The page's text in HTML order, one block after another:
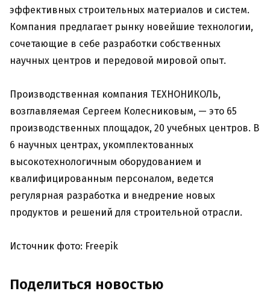
эффективных строительных материалов и систем.
Компания предлагает рынку новейшие технологии,
сочетающие в себе разработки собственных
научных центров и передовой мировой опыт.
Производственная компания ТЕХНОНИКОЛЬ,
возглавляемая Сергеем Колесниковым, — это 65
производственных площадок, 20 учебных центров. В
6 научных центрах, укомплектованных
высокотехнологичным оборудованием и
квалифицированным персоналом, ведется
регулярная разработка и внедрение новых
продуктов и решений для строительной отрасли.
Источник фото: Freepik
Поделиться новостью